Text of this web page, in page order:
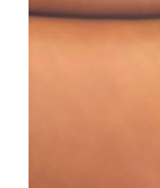
HOLLYLAND LARK M2S ワイ
ヤレスマイクセット